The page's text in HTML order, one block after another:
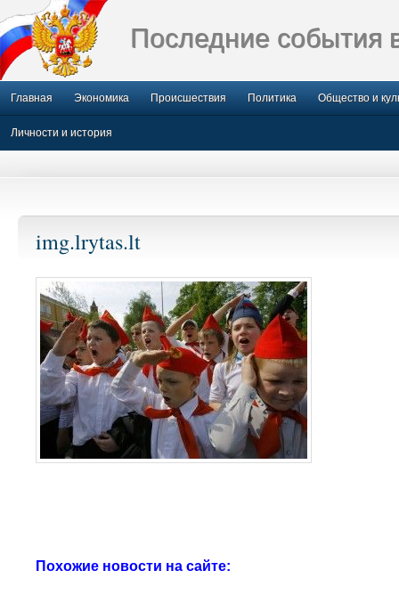
Последние события
Главная Экономика Происшествия Политика Общество и
Личности и история
img.lrytas.lt
Похожие новости на сайте: